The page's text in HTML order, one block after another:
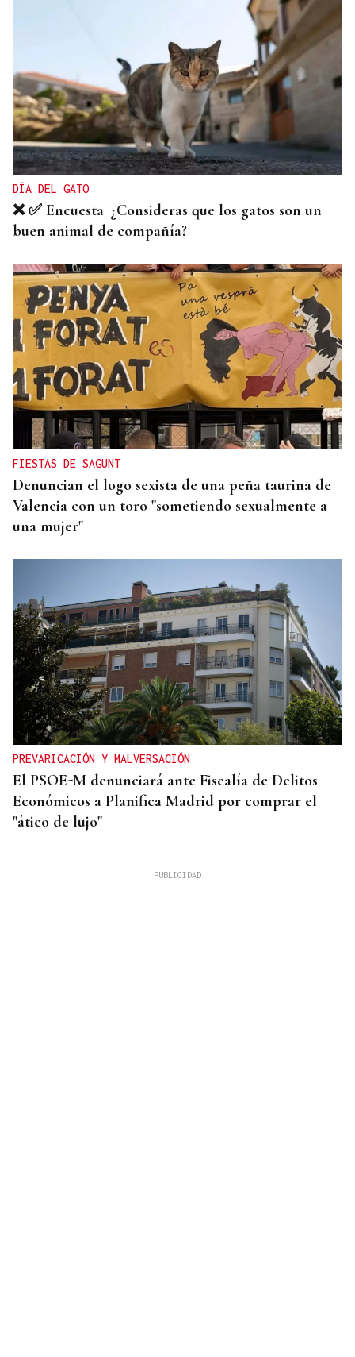
MOVILIDAD VERANO
Un coche todo el verano por 16.32 euros,
entregado en tu puerta
DÍA DEL GATO
❌ ✅ Encuesta| ¿Consideras que los gatos son un
buen animal de compañía?
FIESTAS DE SAGUNT
Denuncian el logo sexista de una peña taurina de
Valencia con un toro "sometiendo sexualmente a
una mujer"
PREVARICACIÓN Y MALVERSACIÓN
El PSOE-M denunciará ante Fiscalía de Delitos
Económicos a Planifica Madrid por comprar el
"ático de lujo"